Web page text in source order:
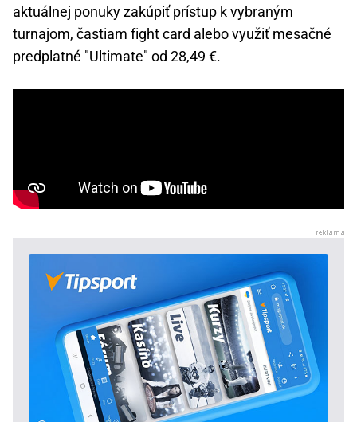
aktuálnej ponuky zakúpiť prístup k vybraným
turnajom, častiam fight card alebo využiť mesačné
predplatné "Ultimate" od 28,49 €.